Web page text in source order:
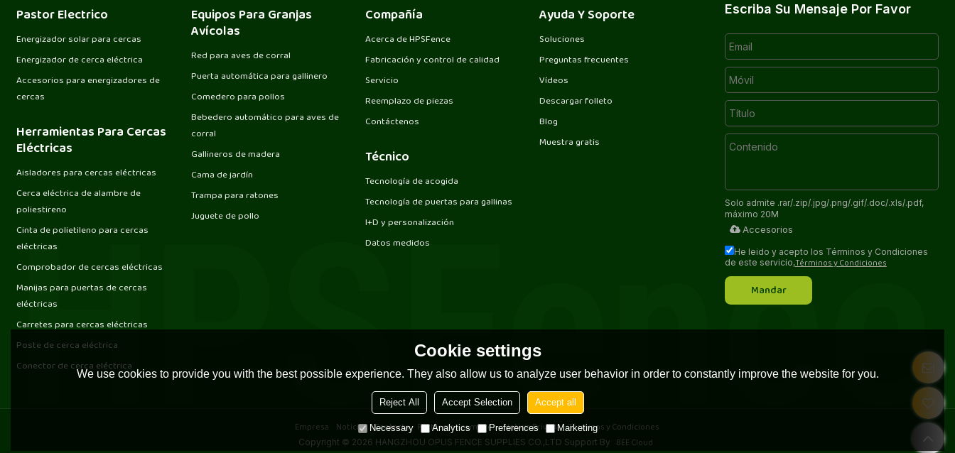
Pastor Electrico
Energizador solar para cercas
Energizador de cerca eléctrica
Accesorios para energizadores de
cercas
Herramientas Para Cercas
Eléctricas
Aisladores para cercas eléctricas
Cerca eléctrica de alambre de
poliestireno
Cinta de polietileno para cercas
eléctricas
Comprobador de cercas eléctricas
Manijas para puertas de cercas
eléctricas
Carretes para cercas eléctricas
Poste de cerca eléctrica
Conector de cerca eléctrica
Equipos Para Granjas
Avícolas
Red para aves de corral
Puerta automática para gallinero
Comedero para pollos
Bebedero automático para aves de
corral
Gallineros de madera
Cama de jardín
Trampa para ratones
Juguete de pollo
Compañía
Acerca de HPSFence
Fabricación y control de calidad
Servicio
Reemplazo de piezas
Contáctenos
Técnico
Tecnología de acogida
Tecnología de puertas para gallinas
I+D y personalización
Datos medidos
Ayuda Y Soporte
Soluciones
Preguntas frecuentes
Vídeos
Descargar folleto
Blog
Muestra gratis
Escriba Su Mensaje Por Favor
Solo admite .rar/.zip/.jpg/.png/.gif/.doc/.xls/.pdf,
máximo 20M
Accesorios
He leido y acepto los Términos y Condiciones
de este servicio,Términos y Condiciones
Mandar
Empresa Noticias Contacto Problemas comunes Noticia Privada Términos y Condiciones
Copyright © 2026 HANGZHOU OPUS FENCE SUPPLIES CO.,LTD Support By BEE Cloud
Cookie settings
We use cookies to provide you with the best possible experience. They also allow us to analyze user behavior in order to constantly improve the website for you.
Reject All Accept Selection Accept all
Necessary Analytics Preferences Marketing